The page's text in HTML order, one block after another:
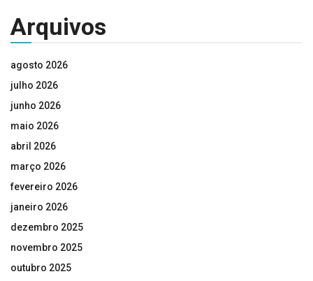
Arquivos
agosto 2026
julho 2026
junho 2026
maio 2026
abril 2026
março 2026
fevereiro 2026
janeiro 2026
dezembro 2025
novembro 2025
outubro 2025